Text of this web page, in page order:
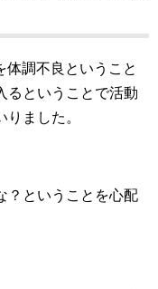
体調不良ということ
るということで活動
ました。
？ということを心配